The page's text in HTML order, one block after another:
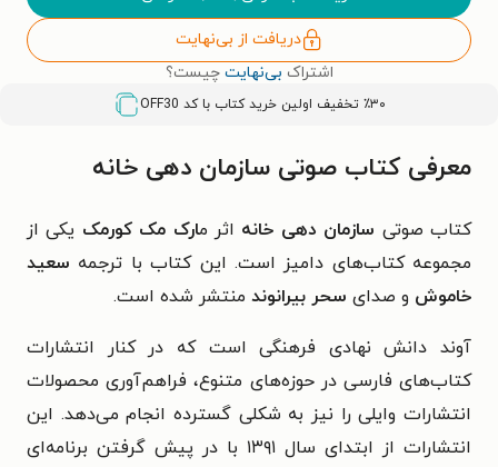
دریافت از بی‌نهایت
اشتراک بی‌نهایت چیست؟
٪۳۰ تخفیف اولین خرید کتاب با کد OFF30
معرفی کتاب صوتی سازمان دهی خانه
کتاب صوتی سازمان دهی خانه اثر مارک مک کورمک یکی از
مجموعه کتاب‌های دامیز است. این کتاب با ترجمه سعید
خاموش و صدای سحر بیرانوند منتشر شده است.
آوند دانش نهادی فرهنگی است که در کنار انتشارات
کتاب‌های فارسی در حوزه‌های متنوع، فراهم‌آوری محصولات
انتشارات وایلی را نیز به شکلی گسترده انجام می‌دهد. این
انتشارات از ابتدای سال ۱۳۹۱ با در پیش گرفتن برنامه‌ای